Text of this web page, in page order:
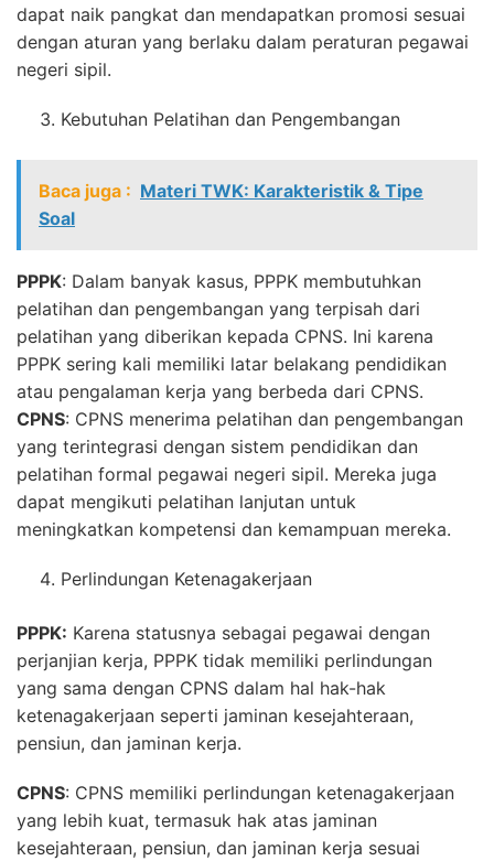
dapat naik pangkat dan mendapatkan promosi sesuai
dengan aturan yang berlaku dalam peraturan pegawai
negeri sipil.
Kebutuhan Pelatihan dan Pengembangan
Baca juga : Materi TWK: Karakteristik & Tipe
Soal
PPPK: Dalam banyak kasus, PPPK membutuhkan
pelatihan dan pengembangan yang terpisah dari
pelatihan yang diberikan kepada CPNS. Ini karena
PPPK sering kali memiliki latar belakang pendidikan
atau pengalaman kerja yang berbeda dari CPNS.
CPNS: CPNS menerima pelatihan dan pengembangan
yang terintegrasi dengan sistem pendidikan dan
pelatihan formal pegawai negeri sipil. Mereka juga
dapat mengikuti pelatihan lanjutan untuk
meningkatkan kompetensi dan kemampuan mereka.
Perlindungan Ketenagakerjaan
PPPK: Karena statusnya sebagai pegawai dengan
perjanjian kerja, PPPK tidak memiliki perlindungan
yang sama dengan CPNS dalam hal hak-hak
ketenagakerjaan seperti jaminan kesejahteraan,
pensiun, dan jaminan kerja.
CPNS: CPNS memiliki perlindungan ketenagakerjaan
yang lebih kuat, termasuk hak atas jaminan
kesejahteraan, pensiun, dan jaminan kerja sesuai